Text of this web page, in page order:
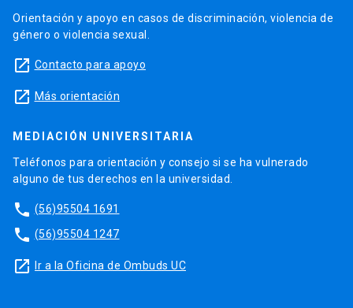
Orientación y apoyo en casos de discriminación, violencia de
género o violencia sexual.
launch Contacto para apoyo
launch Más orientación
MEDIACIÓN UNIVERSITARIA
Teléfonos para orientación y consejo si se ha vulnerado
alguno de tus derechos en la universidad.
phone (56)95504 1691
phone (56)95504 1247
launch Ir a la Oficina de Ombuds UC